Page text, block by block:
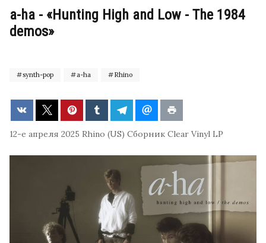
a-ha - «Hunting High and Low - The 1984
demos»
synth-pop a-ha Rhino
12-е апреля 2025 Rhino (US) Сборник Clear Vinyl LP